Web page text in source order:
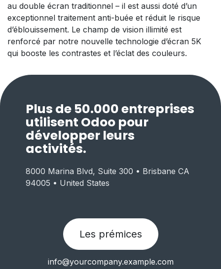
au double écran traditionnel – il est aussi doté d’un
exceptionnel traitement anti-buée et réduit le risque
d’éblouissement. Le champ de vision illimité est
renforcé par notre nouvelle technologie d’écran 5K
qui booste les contrastes et l’éclat des couleurs.
Plus de 50.000 entreprises
utilisent Odoo pour
développer leurs
activités.
Les prémices
8000 Marina Blvd, Suite 300 • Brisbane CA
94005 • United States
info@yourcompany.example.com